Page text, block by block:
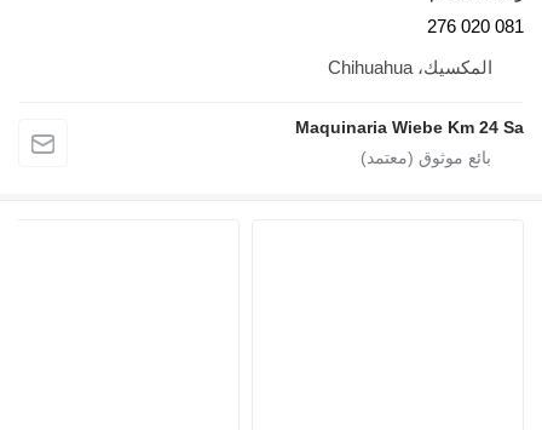
081 020 276
المكسيك، Chihuahua
Maquinaria Wiebe Km 24 Sa